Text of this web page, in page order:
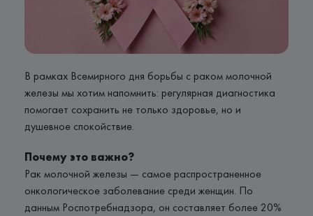
В рамках Всемирного дня борьбы с раком молочной
железы мы хотим напомнить: регулярная диагностика
помогает сохранить не только здоровье, но и
душевное спокойствие.
Почему это важно?
Рак молочной железы — самое распространенное
онкологическое заболевание среди женщин. По
данным Роспотребнадзора, он составляет более 20%